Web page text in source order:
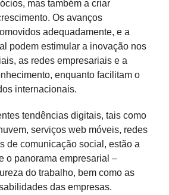
mas também a criar
Os avanços
adequadamente, e a
podem estimular a inovação nos
as redes empresariais e a
enquanto facilitam o
internacionais.
tendências digitais, tais como
serviços web móveis, redes
de comunicação social, estão a
o panorama empresarial –
do trabalho, bem como as
das empresas.